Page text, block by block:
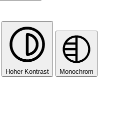
Hoher Kontrast Monochrom